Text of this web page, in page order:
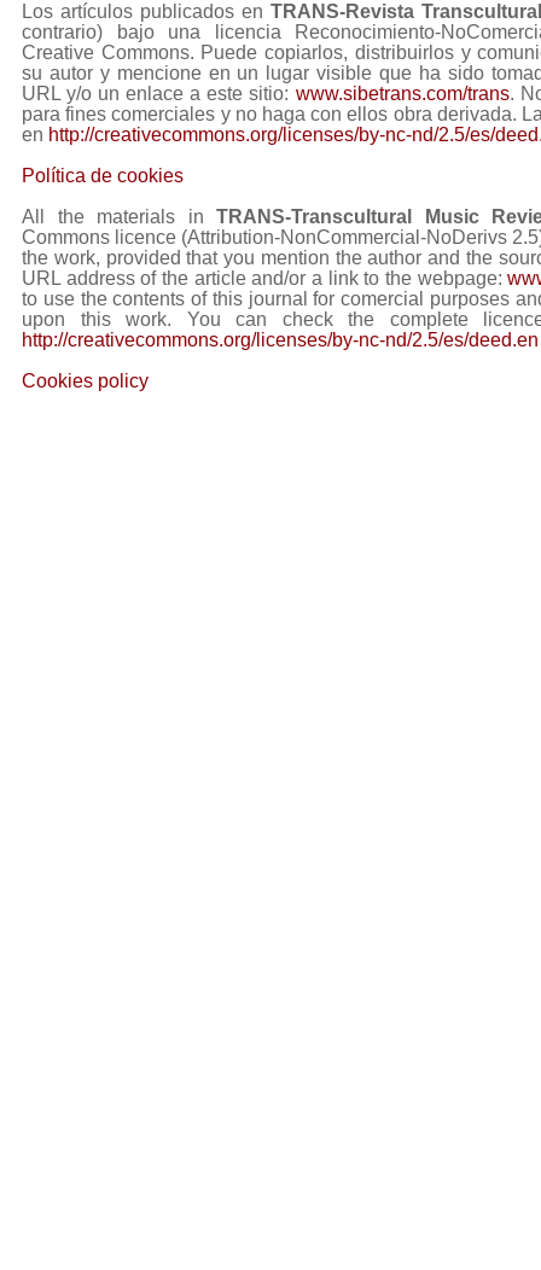
Los artículos publicados enTRANS-Revista
contrario) bajo una licencia Reconocimiento-
Creative Commons. Puede copiarlos, distribuirlos y
su autor y mencione en un lugar visible que ha sido
URL y/o un enlace a este sitio: www.sibetrans.com/trans.
para fines comerciales y no haga con ellos obra derivada.
en http://creativecommons.org/licenses/by-nc-nd/2.5/es/
Política de cookies
All the materials inTRANS-Transcultural Music
Commons licence (Attribution-NonCommercial-NoDerivs
the work, provided that you mention the author and the
URL address of the article and/or a link to the webpage:
to use the contents of this journal for comercial purposes
upon this work. You can check the complete
http://creativecommons.org/licenses/by-nc-nd/2.5/es/deed.en
Cookies policy